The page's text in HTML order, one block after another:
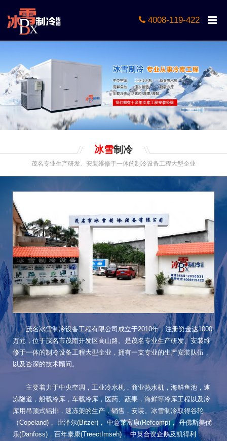
4008-119-422
冰雪制冷
茂名专业生产研发、安装维修于一体的制冷设备工程大型企业
茂名冰雪制冷设备工程有限公司成立于2010年，注册资金达1000
万元，位于茂名市茂南开发区高山路。是茂名专业生产研发、安装维
修于一体的制冷设备工程大型企业，拥有一支专业的生产安装队伍，
以及咨深的技术顾问。
主要着力于中央空调，工业冷水机，商业热水机，海鲜鱼池，速
冻隧道，船载冷库，车载冷库，医药、蔬果，海鲜等冷库工程以及冷
库用吊顶式铝排，速冻架的生产，销售，安装。冰雪制冷取得谷轮
（Copeland)， 比泽尔(Bitzer)， 中意莱富康(Refcomp)， 丹佛斯美优
乐(Danfoss)，百年泰康(TreectImseh)， 中英合资企鹅及凯得利